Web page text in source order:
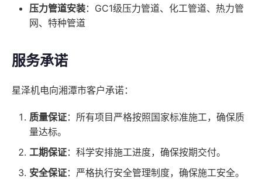
压力管道安装：GC1级压力管道、化工管道、热力管
网、特种管道
服务承诺
星泽机电向湘潭市客户承诺：
质量保证：所有项目严格按照国家标准施工，确保质
量达标。
工期保证：科学安排施工进度，确保按期交付。
安全保证：严格执行安全管理制度，确保施工安全。